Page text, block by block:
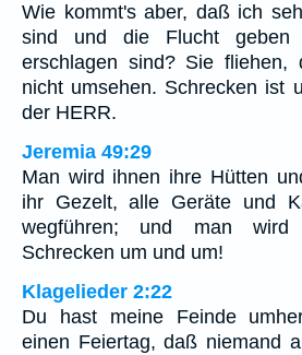
Wie kommt's aber, daß ich
sind und die Flucht geben
erschlagen sind? Sie
nicht umsehen. Schrecken ist
der HERR.
Jeremia 49:29
Man wird ihnen ihre Hütten
ihr Gezelt, alle Geräte und
wegführen; und man
Schrecken um und um!
Klagelieder 2:22
Du hast meine Feinde
einen Feiertag, daß niemand